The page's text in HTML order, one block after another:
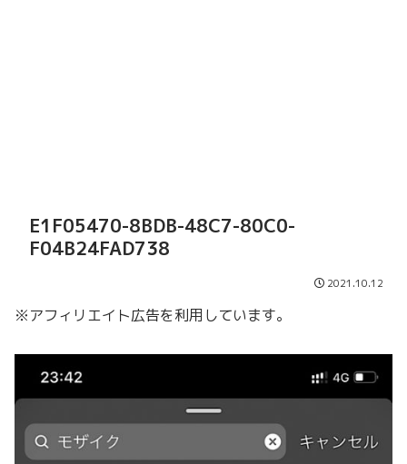
E1F05470-8BDB-48C7-80C0-
F04B24FAD738
2021.10.12
※アフィリエイト広告を利用しています。